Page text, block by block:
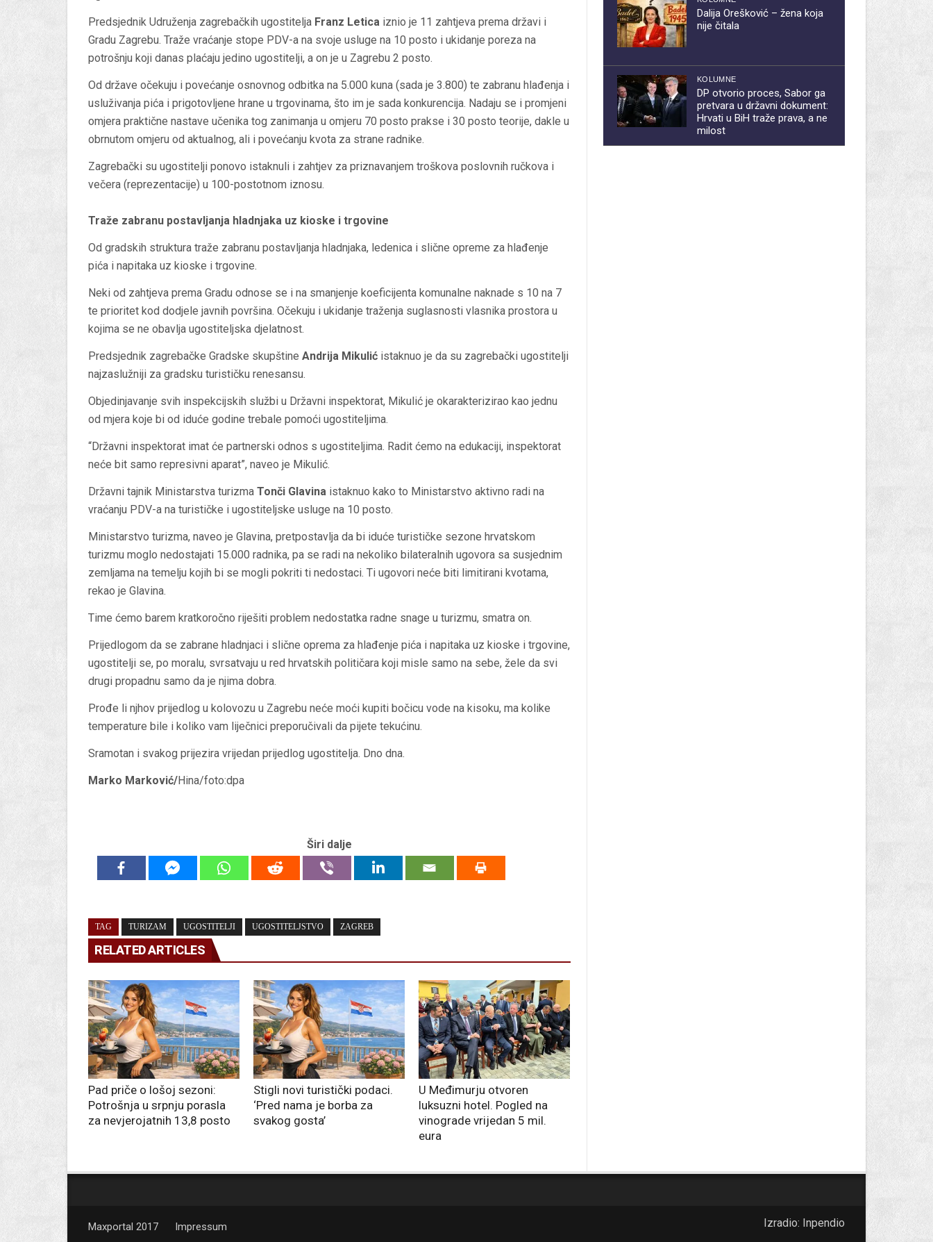
Predsjednik Udruženja zagrebačkih ugostitelja Franz Letica iznio je 11 zahtjeva prema državi i
Gradu Zagrebu. Traže vraćanje stope PDV-a na svoje usluge na 10 posto i ukidanje poreza na
potrošnju koji danas plaćaju jedino ugostitelji, a on je u Zagrebu 2 posto.
Od države očekuju i povećanje osnovnog odbitka na 5.000 kuna (sada je 3.800) te zabranu hlađenja i
usluživanja pića i prigotovljene hrane u trgovinama, što im je sada konkurencija. Nadaju se i promjeni
omjera praktične nastave učenika tog zanimanja u omjeru 70 posto prakse i 30 posto teorije, dakle u
obrnutom omjeru od aktualnog, ali i povećanju kvota za strane radnike.
Zagrebački su ugostitelji ponovo istaknuli i zahtjev za priznavanjem troškova poslovnih ručkova i
večera (reprezentacije) u 100-postotnom iznosu.
Traže zabranu postavljanja hladnjaka uz kioske i trgovine
Od gradskih struktura traže zabranu postavljanja hladnjaka, ledenica i slične opreme za hlađenje
pića i napitaka uz kioske i trgovine.
Neki od zahtjeva prema Gradu odnose se i na smanjenje koeficijenta komunalne naknade s 10 na 7
te prioritet kod dodjele javnih površina. Očekuju i ukidanje traženja suglasnosti vlasnika prostora u
kojima se ne obavlja ugostiteljska djelatnost.
Predsjednik zagrebačke Gradske skupštine Andrija Mikulić istaknuo je da su zagrebački ugostitelji
najzaslužniji za gradsku turističku renesansu.
Objedinjavanje svih inspekcijskih službi u Državni inspektorat, Mikulić je okarakterizirao kao jednu
od mjera koje bi od iduće godine trebale pomoći ugostiteljima.
“Državni inspektorat imat će partnerski odnos s ugostiteljima. Radit ćemo na edukaciji, inspektorat
neće bit samo represivni aparat”, naveo je Mikulić.
Državni tajnik Ministarstva turizma Tonči Glavina istaknuo kako to Ministarstvo aktivno radi na
vraćanju PDV-a na turističke i ugostiteljske usluge na 10 posto.
Ministarstvo turizma, naveo je Glavina, pretpostavlja da bi iduće turističke sezone hrvatskom
turizmu moglo nedostajati 15.000 radnika, pa se radi na nekoliko bilateralnih ugovora sa susjednim
zemljama na temelju kojih bi se mogli pokriti ti nedostaci. Ti ugovori neće biti limitirani kvotama,
rekao je Glavina.
Time ćemo barem kratkoročno riješiti problem nedostatka radne snage u turizmu, smatra on.
Prijedlogom da se zabrane hladnjaci i slične oprema za hlađenje pića i napitaka uz kioske i trgovine,
ugostitelji se, po moralu, svrsatvaju u red hrvatskih političara koji misle samo na sebe, žele da svi
drugi propadnu samo da je njima dobra.
Prođe li njhov prijedlog u kolovozu u Zagrebu neće moći kupiti bočicu vode na kisoku, ma kolike
temperature bile i koliko vam liječnici preporučivali da pijete tekućinu.
Sramotan i svakog prijezira vrijedan prijedlog ugostitelja. Dno dna.
Marko Marković/Hina/foto:dpa
Širi dalje
TAG TURIZAM UGOSTITELJI UGOSTITELJSTVO ZAGREB
RELATED ARTICLES
Pad priče o lošoj sezoni:
Potrošnja u srpnju porasla
za nevjerojatnih 13,8 posto
Stigli novi turistički podaci.
‘Pred nama je borba za
svakog gosta’
U Međimurju otvoren
luksuzni hotel. Pogled na
vinograde vrijedan 5 mil.
eura
Dalija Orešković – žena koja
nije čitala
KOLUMNE
DP otvorio proces, Sabor ga
pretvara u državni dokument:
Hrvati u BiH traže prava, a ne
milost
Maxportal 2017 Impressum Izradio: Inpendio